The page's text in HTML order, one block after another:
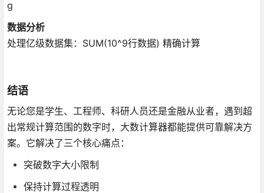
g
数据分析
处理亿级数据集：SUM(10^9行数据) 精确计算
结语
无论您是学生、工程师、科研人员还是金融从业者，遇到超
出常规计算范围的数字时，大数计算器都能提供可靠解决方
案。它解决了三个核心痛点：
突破数字大小限制
保持计算过程透明